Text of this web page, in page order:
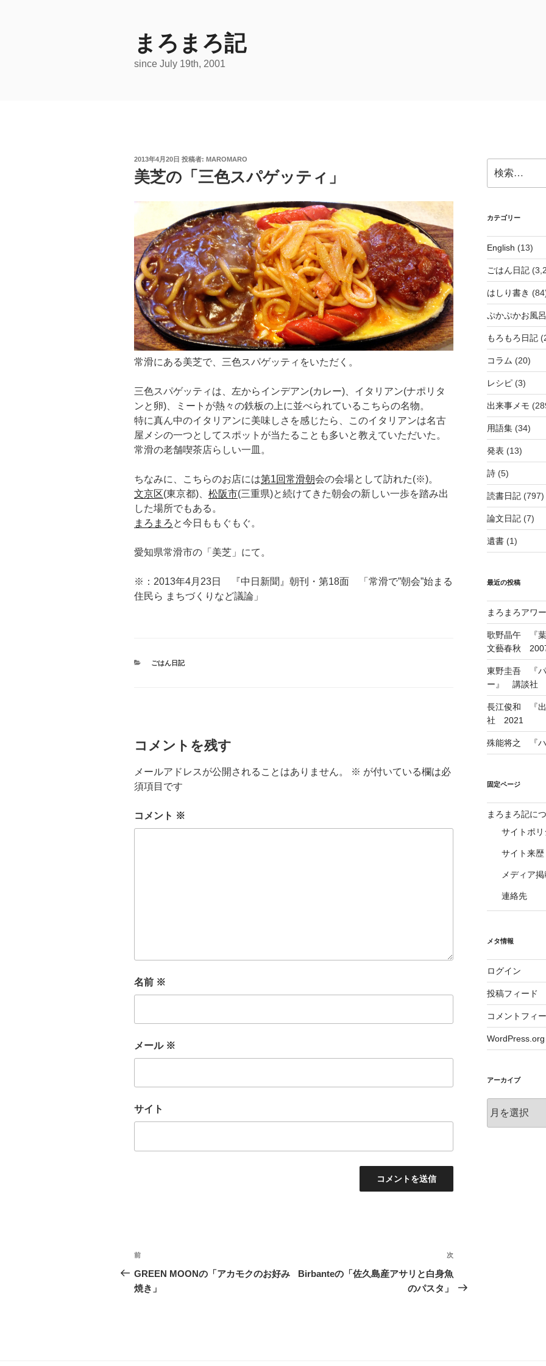
まろまろ記
since July 19th, 2001
投
稿
日:
2013年4月20日 投稿者: MAROMARO
美芝の「三色スパゲッティ」
常滑にある美芝で、三色スパゲッティをいただく。
三色スパゲッティは、左からインデアン(カレー)、イタリアン(ナポリタ
ンと卵)、ミートが熱々の鉄板の上に並べられているこちらの名物。
特に真ん中のイタリアンに美味しさを感じたら、このイタリアンは名古
屋メシの一つとしてスポットが当たることも多いと教えていただいた。
常滑の老舗喫茶店らしい一皿。
ちなみに、こちらのお店には第1回常滑朝会の会場として訪れた(※)。
文京区(東京都)、 松阪市(三重県)と続けてきた朝会の新しい一歩を踏み出
した場所でもある。
まろまろ と今日ももぐもぐ。
愛知県常滑市の「美芝」にて。
※：2013年4月23日 『中日新聞』朝刊・第18面 「常滑で”朝会”始まる
住民ら まちづくりなど議論」
カ
ごはん日記
コメントを残す
メールアドレスが公開されることはありません。 ※ が付いている欄は必
須項目です
コメント ※
名前 ※
メール ※
サイト
投
稿
ナ
前
の
投
前
GREEN MOONの「アカモクのお好み
焼き」
次
投
次
Birbanteの「佐久島産アサリと白身魚
のパスタ」
索:
カテゴリー
English (13)
ごはん日記
はしり書き
ぷかぷかお風
もろもろ日記
コラム (20)
レシピ(3)
出来事メモ
用語集(34)
発表 (13)
詩(5)
読書日記(797)
論文日記(7)
遺書(1)
最近の投稿
まろまろアワ
歌野晶午 『
文藝春秋
東野圭吾 『パ
ー』 講談社
長江俊和 『
社 2021
殊能将之 『
固定ページ
まろまろ記に
サイトポリ
サイト来歴
メディア
連絡先
メタ情報
ログイン
投稿フィード
コメントフィ
WordPress.org
アーカイブ
ー